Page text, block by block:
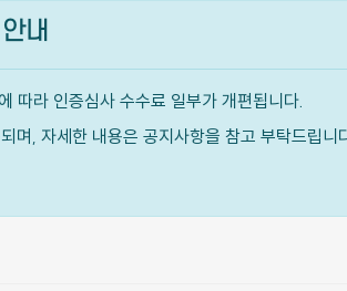
내
따라 인증심사 수수료 일부가 개편됩니다.
며, 자세한 내용은 공지사항을 참고 부탁드립니